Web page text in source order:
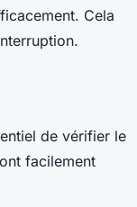
Cela
de vérifier le
facilement